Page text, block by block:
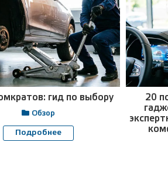
гид по выбору
Обзор
Подробнее
20